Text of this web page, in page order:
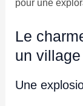
pour une
Le
un
Une